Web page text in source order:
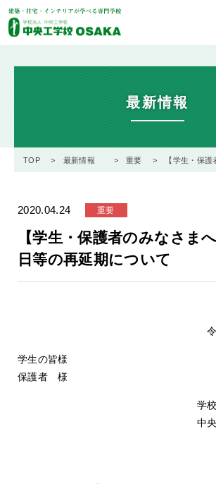
最新情報
TOP 最新情報 重要 【学生・保
2020.04.24 重要
【学生・保護者のみなさま
日等の再延期について
学生の皆様
保護者 様
学
中